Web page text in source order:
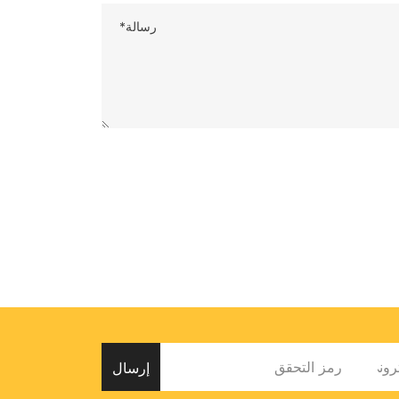
رسالة*
إرسال